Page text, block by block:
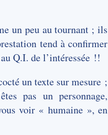
un peu au tournant ; ils
tend à confirmer
Q.I. de l’intéressée !!
un texte sur mesure ;
pas un personnage,
voir « humaine », en